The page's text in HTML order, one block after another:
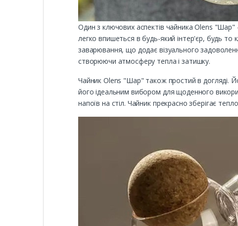
Один з ключових аспектів чайника Olens "Шар"
легко впишеться в будь-який інтер'єр, будь то
заварювання, що додає візуального
створюючи атмосферу тепла і затишку.
Чайник Olens "Шар" також простий в догляді.
його ідеальним вибором для щоденного
напоїв на стіл. Чайник прекрасно зберігає